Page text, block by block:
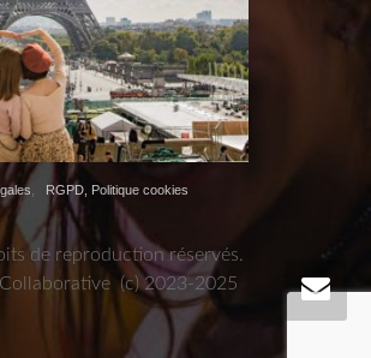
RGPD, Politique cookies
de reproduction réservés.
Collaborative (c) 2023-2025